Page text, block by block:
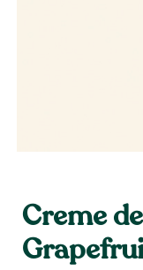
Creme